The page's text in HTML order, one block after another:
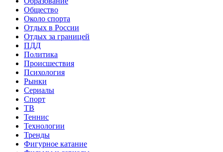
Общество
Около спорта
Отдых в России
Отдых за границей
ПДД
Политика
Происшествия
Психология
Рынки
Сериалы
Спорт
ТВ
Теннис
Технологии
Тренды
Фигурное катание